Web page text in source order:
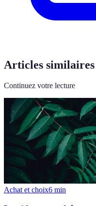
Articles similaires
Continuez votre lecture
Achat et choix6 min